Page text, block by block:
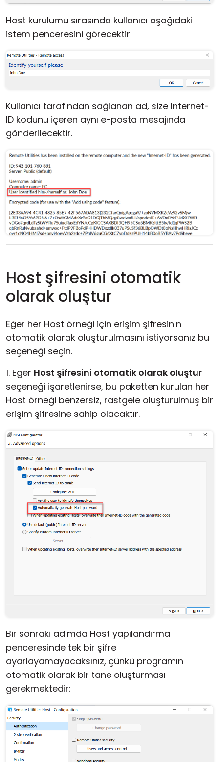
Host kurulumu sırasında kullanıcı aşağıdaki
istem penceresini görecektir:
Kullanıcı tarafından sağlanan ad, size Internet-
ID kodunu içeren aynı e-posta mesajında
gönderilecektir.
Host şifresini otomatik
olarak oluştur
Eğer her Host örneği için erişim şifresinin
otomatik olarak oluşturulmasını istiyorsanız bu
seçeneği seçin.
1. Eğer Host şifresini otomatik olarak oluştur
seçeneği işaretlenirse, bu paketten kurulan her
Host örneği benzersiz, rastgele oluşturulmuş bir
erişim şifresine sahip olacaktır.
Bir sonraki adımda Host yapılandırma
penceresinde tek bir şifre
ayarlayamayacaksınız, çünkü programın
otomatik olarak bir tane oluşturması
gerekmektedir: